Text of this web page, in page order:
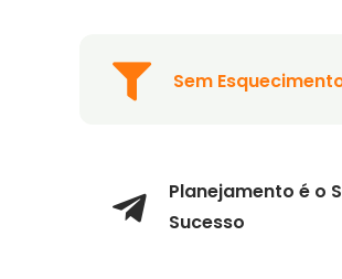
Sem
Planejamento é o
Sucesso